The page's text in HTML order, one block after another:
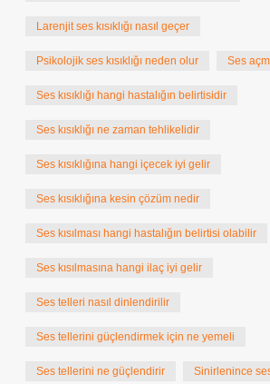
Larenjit ses kısıklığı nasıl geçer
Psikolojik ses kısıklığı neden olur Ses
Ses kısıklığı hangi hastalığın belirtisidir
Ses kısıklığı ne zaman tehlikelidir
Ses kısıklığına hangi içecek iyi gelir
Ses kısıklığına kesin çözüm nedir
Ses kısılması hangi hastalığın belirtisi olabilir
Ses kısılmasına hangi ilaç iyi gelir
Ses telleri nasıl dinlendirilir
Ses tellerini güçlendirmek için ne yemeli
Ses tellerini ne güçlendirir Sinirlenince ses